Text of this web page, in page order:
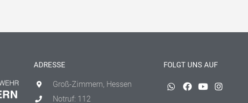
ADRESSE
Groß-Zimmern, Hessen
Notruf: 112
FOLGT UNS AUF